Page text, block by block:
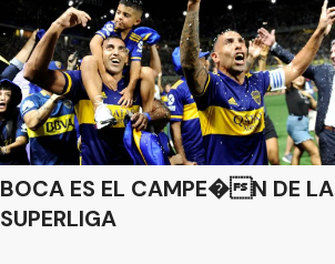
BOCA ES EL CAMPE�N DE LA
SUPERLIGA